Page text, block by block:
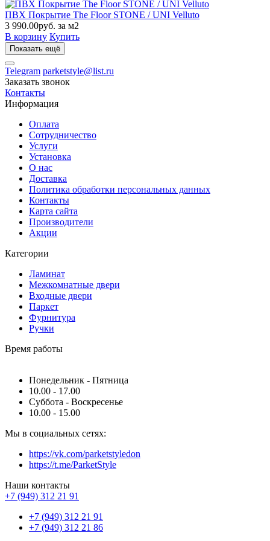
ПВХ Покрытие The Floor STONE / UNI Velluto
3 990.00руб. за м2
В корзину Купить
Показать ещё
Telegram parketstyle@list.ru
Заказать звонок
Контакты
Информация
Оплата
Сотрудничество
Услуги
Установка
О нас
Доставка
Политика обработки персональных данных
Контакты
Карта сайта
Производители
Акции
Категории
Ламинат
Межкомнатные двери
Входные двери
Паркет
Фурнитура
Ручки
Время работы
Понедельник - Пятница
10.00 - 17.00
Суббота - Воскресенье
10.00 - 15.00
Мы в социальных сетях:
https://vk.com/parketstyledon
https://t.me/ParketStyle
Наши контакты
+7 (949) 312 21 91
+7 (949) 312 21 91
+7 (949) 312 21 86